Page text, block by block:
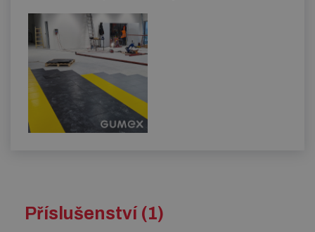
Příslušenství (1)